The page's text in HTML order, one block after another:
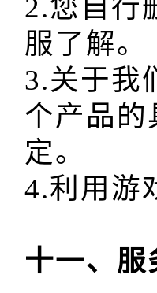
2.您自行
服了解。
3.关于我
个产品的
定。